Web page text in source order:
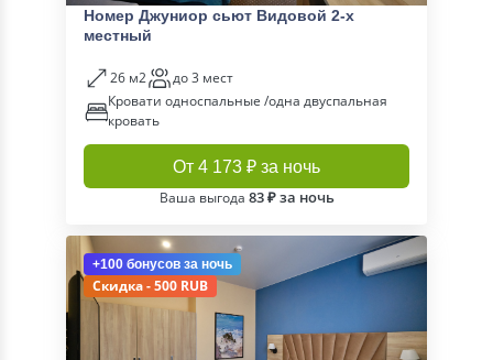
Номер Джуниор сьют Видовой 2-х
местный
26 м2
до 3 мест
Кровати односпальные /одна двуспальная
кровать
От 4 173 ₽ за ночь
Ваша выгода 83 ₽ за ночь
+100 бонусов за ночь
Скидка - 500 RUB